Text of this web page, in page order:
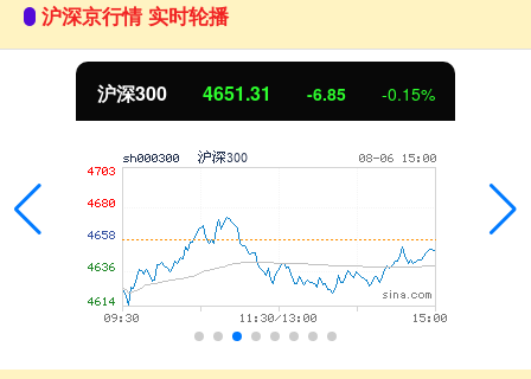
沪深京行情 实时轮播
沪深300 4651.31 -6.85 -0.15%